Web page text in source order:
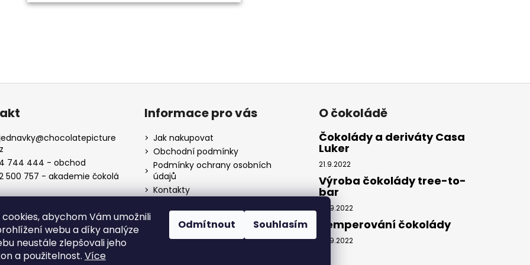
abychom Vám umožnili
webu a díky analýze
neustále zlepšovali jeho
a použitelnost. Více
Odmítnout Souhlasím
@chocolatepicture
744 444 - obchod
500 757 - akademie čokolá
Informace pro vás
Jak nakupovat
Obchodní podmínky
Podmínky ochrany osobních
údajů
Kontakty
O čokoládě
Čokolády a deriváty Casa
Luker
21.9.2022
Výroba čokolády tree-to-
bar
20.9.2022
Temperování čokolády
20.9.2022